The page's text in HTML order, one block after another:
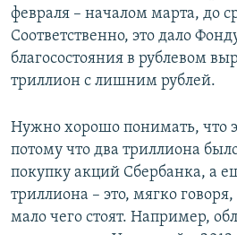
февраля – началом марта, до
Соответственно, это дало
благосостояния в рублевом
триллион с лишним рублей.
Нужно хорошо понимать, что
потому что два триллиона
покупку акций Сбербанка, а
триллиона – это, мягко
мало чего стоят. Например,